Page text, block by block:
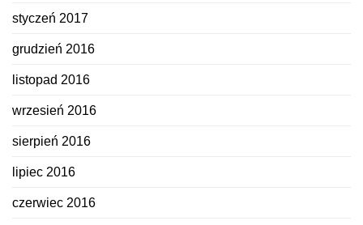
styczeń 2017
grudzień 2016
listopad 2016
wrzesień 2016
sierpień 2016
lipiec 2016
czerwiec 2016